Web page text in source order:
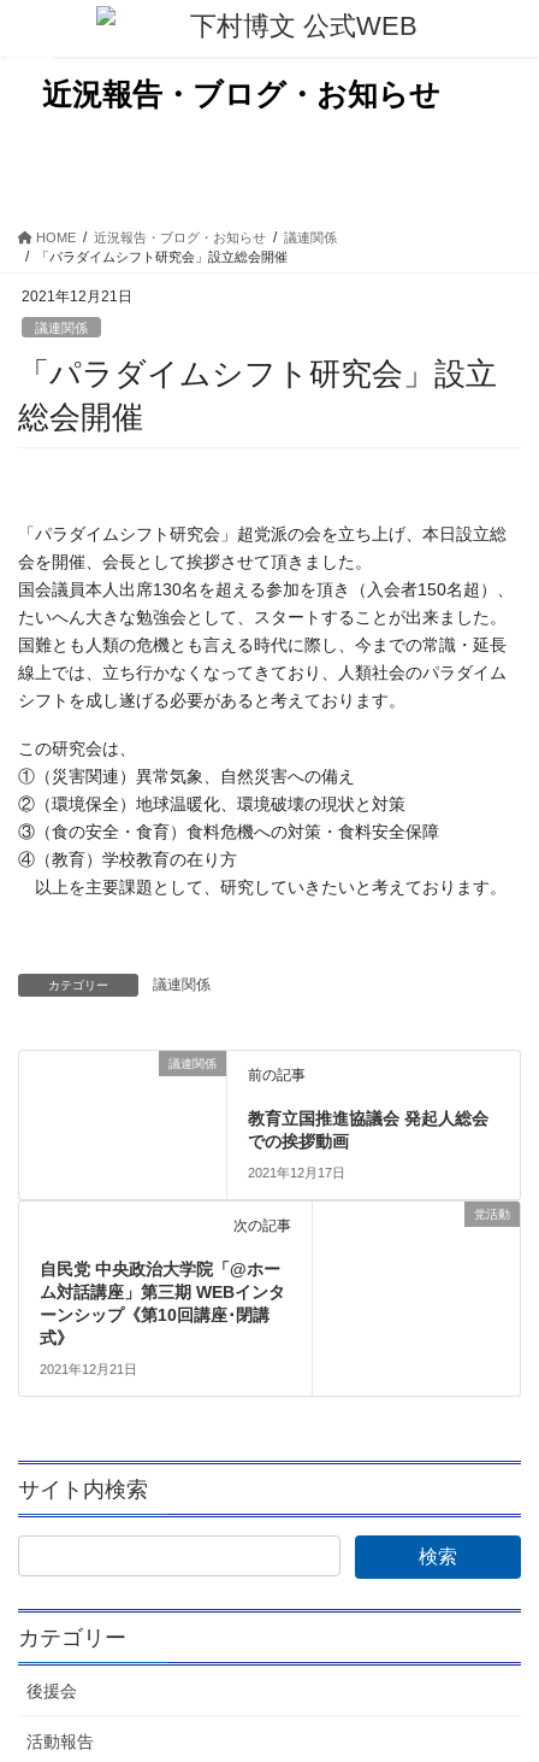
近況報告・ブログ・お知らせ
HOME 近況報告・ブログ・お知らせ
議連関係
「パラダイムシフト研究会」設立総会開催
2021年12月21日
議連関係
「パラダイムシフト研究会」設立
総会開催
「パラダイムシフト研究会」超党派の会を立ち上げ、本日設立総
会を開催、会長として挨拶させて頂きました。
国会議員本人出席130名を超える参加を頂き（入会者150名超）、
たいへん大きな勉強会として、スタートすることが出来ました。
国難とも人類の危機とも言える時代に際し、今までの常識・延長
線上では、立ち行かなくなってきており、人類社会のパラダイム
シフトを成し遂げる必要があると考えております。
この研究会は、
①（災害関連）異常気象、自然災害への備え
②（環境保全）地球温暖化、環境破壊の現状と対策
③（食の安全・食育）食料危機への対策・食料安全保障
④（教育）学校教育の在り方
以上を主要課題として、研究していきたいと考えております。
カテゴリー 議連関係
議連関係
前の記事
教育立国推進協議会 発起人総会
での挨拶動画
2021年12月17日
党活動
次の記事
自民党 中央政治大学院「@ホー
ム対話講座」第三期 WEBインタ
ーンシップ《第10回講座･閉講
式》
2021年12月21日
サイト内検索
カテゴリー
後援会
活動報告